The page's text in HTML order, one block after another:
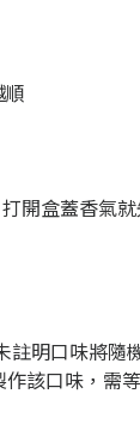
順
開盒蓋香氣
註明口味將隨
該口味，需